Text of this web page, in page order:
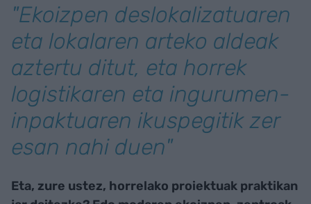
"Ekoizpen deslokalizatuaren
eta lokalaren arteko aldeak
aztertu ditut, eta horrek
logistikaren eta ingurumen-
inpaktuaren ikuspegitik zer
esan nahi duen"
Eta, zure ustez, horrelako proiektuak praktikan